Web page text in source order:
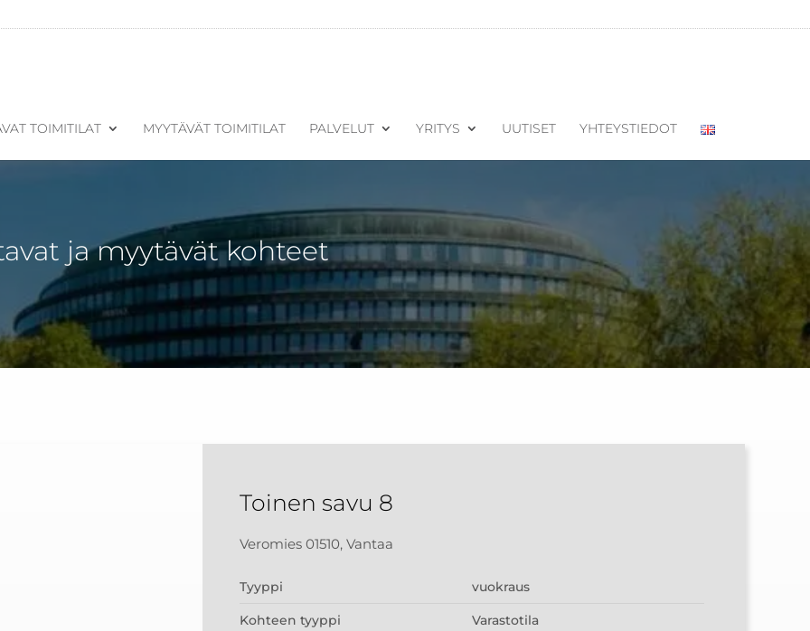
TOIMITILAT MYYTÄVÄT TOIMITILAT PALVELUT YRITYS UUTISET YHTEYSTIEDOT
ja myytävät kohteet
Toinen savu 8
Veromies 01510, Vantaa
Tyyppi vuokraus
Kohteen tyyppi Varastotila